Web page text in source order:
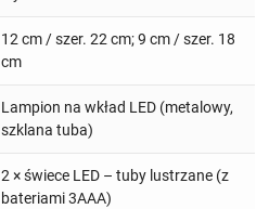
12 cm / szer. 22 cm; 9 cm / szer. 18
cm
Lampion na wkład LED (metalowy,
szklana tuba)
2 × świece LED – tuby lustrzane (z
bateriami 3AAA)